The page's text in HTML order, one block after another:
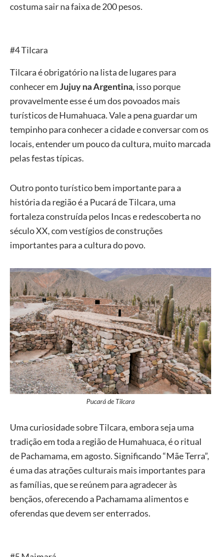
costuma sair na faixa de 200 pesos.
#4 Tilcara
Tilcara é obrigatório na lista de lugares para
conhecer emJujuy na Argentina, isso porque
provavelmente esse é um dos povoados mais
turísticos de Humahuaca. Vale a pena guardar um
tempinho para conhecer a cidade e conversar com os
locais, entender um pouco da cultura, muito marcada
pelas festas típicas.
Outro ponto turístico bem importante para a
história da região é a Pucará de Tilcara, uma
fortaleza construída pelos Incas e redescoberta no
século XX, com vestígios de construções
importantes para a cultura do povo.
Pucará de Tilcara
Uma curiosidade sobre Tilcara, embora seja uma
tradição em toda a região de Humahuaca, é o ritual
de Pachamama, em agosto. Significando “Mãe Terra”,
é uma das atrações culturais mais importantes para
as famílias, que se reúnem para agradecer às
bençãos, oferecendo a Pachamama alimentos e
oferendas que devem ser enterrados.